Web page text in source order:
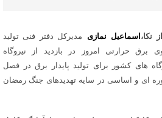
نکا،اسماعیل نمازی مدیرکل دفتر فنی تولید
برق حرارتی امروز در بازدید از نیروگاه
های کشور برای تولید پایدار برق در فصل
ای و اساسی در سایه تهدیدهای جنگ رمضان